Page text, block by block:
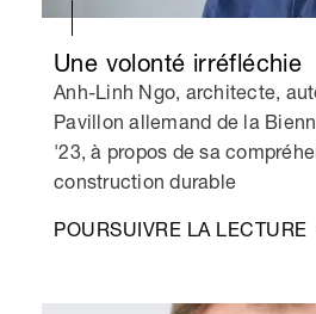
Une volonté irréfléchie
Anh-Linh Ngo, architecte,
Pavillon allemand de la
'23, à propos de sa
construction durable
POURSUIVRE LA LECTURE